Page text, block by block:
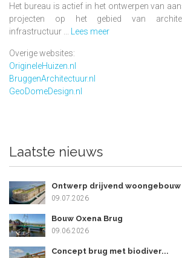
Het bureau is actief in het ontwerpen van
projecten op het gebied van
infrastructuur ...
Lees meer
Overige websites:
OrigineleHuizen.nl
BruggenArchitectuur.nl
GeoDomeDesign.nl
Laatste nieuws
Ontwerp drijvend woongebouw
09.07.2026
Bouw Oxena Brug
09.06.2026
Concept brug met biodiver...